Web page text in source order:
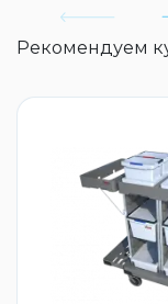
Рекомендуем